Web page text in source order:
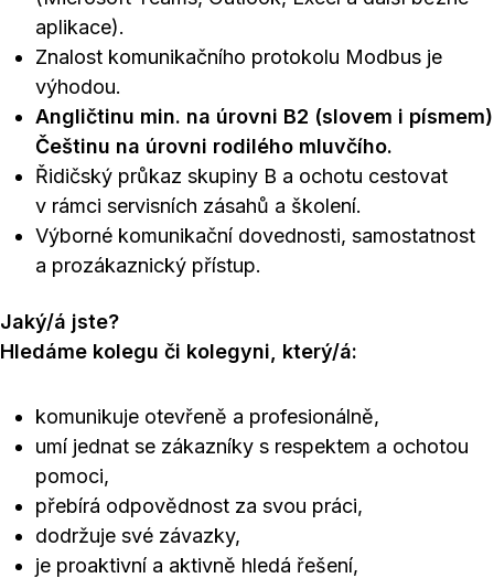
aplikace).
Znalost komunikačního protokolu Modbus je
výhodou.
Angličtinu min. na úrovni B2 (slovem i písmem)
Češtinu na úrovni rodilého mluvčího.
Řidičský průkaz skupiny B a ochotu cestovat
v rámci servisních zásahů a školení.
Výborné komunikační dovednosti, samostatnost
a prozákaznický přístup.
Jaký/á jste?
Hledáme kolegu či kolegyni, který/á:
komunikuje otevřeně a profesionálně,
umí jednat se zákazníky s respektem a ochotou
pomoci,
přebírá odpovědnost za svou práci,
dodržuje své závazky,
je proaktivní a aktivně hledá řešení,